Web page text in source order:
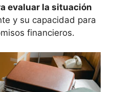
evaluar la situación
y su capacidad para
financieros.